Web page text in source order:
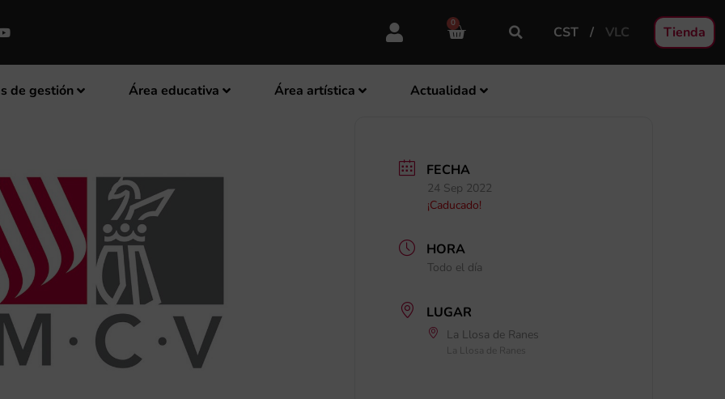
0
CST VLC Tienda
de gestión Área educativa Área artística Actualidad
FECHA
24 Sep 2022
¡Caducado!
HORA
Todo el día
LUGAR
La Llosa de Ranes
La Llosa de Ranes